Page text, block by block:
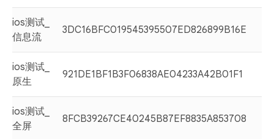
ios测试_
信息流
3DC16BFC019545395507ED826899B16E
ios测试_
原生
921DE1BF1B3F06838AE04233A42B01F1
ios测试_
全屏
8FCB39267CE40245B87EF8835A853708